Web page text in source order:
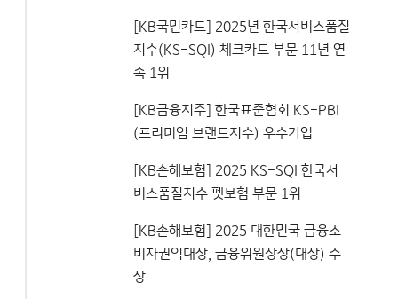
[KB국민카드] 2025년 한국서비스품질
지수(KS-SQI) 체크카드 부문 11년 연
속 1위
[KB금융지주] 한국표준협회 KS-PBI
(프리미엄 브랜드지수) 우수기업
[KB손해보험] 2025 KS-SQI 한국서
비스품질지수 펫보험 부문 1위
[KB손해보험] 2025 대한민국 금융소
비자권익대상, 금융위원장상(대상) 수
상